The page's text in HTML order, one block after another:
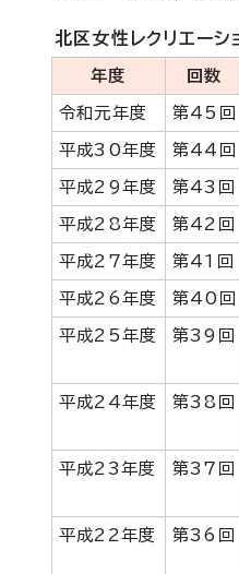
北区女性レクリエー
年度 回数
令和元年度 第45回
平成30年度 第44回
平成29年度 第43回
平成28年度 第42回
平成27年度 第41回
平成26年度 第40回
平成25年度 第39回
平成24年度 第38回
平成23年度 第37回
平成22年度 第36回